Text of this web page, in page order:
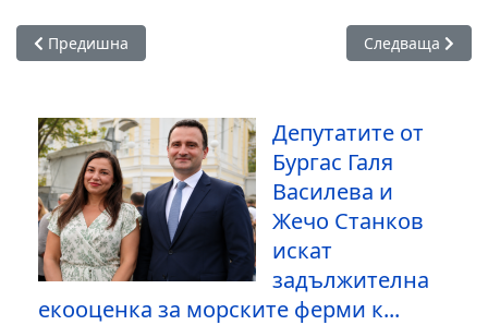
Предишна статия: ГЕРБ-СДС без завои: няма подкрепа за
Предишна Следваща
Следваща
Депутатите от
Бургас Галя
Василева и
Жечо Станков
искат
задължителна
екооценка за морските ферми к...